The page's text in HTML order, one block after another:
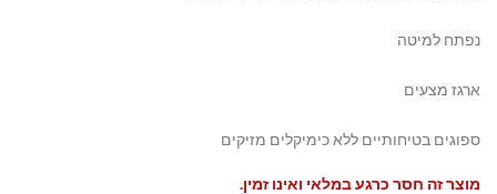
נפתח למיטה
ארגז מצעים
ספוגים בטיחותיים ללא כימיקלים מזיקים
מוצר זה חסר כרגע במלאי ואינו זמין.